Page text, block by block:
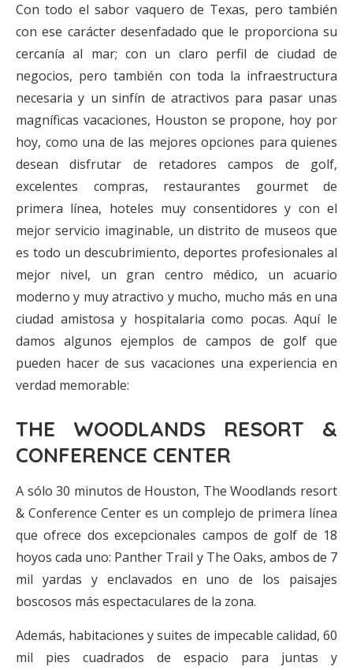
Con todo el sabor vaquero de Texas, pero también
con ese carácter desenfadado que le proporciona su
cercanía al mar; con un claro perfil de ciudad de
negocios, pero también con toda la infraestructura
necesaria y un sinfín de atractivos para pasar unas
magníficas vacaciones, Houston se propone, hoy por
hoy, como una de las mejores opciones para quienes
desean disfrutar de retadores campos de golf,
excelentes compras, restaurantes gourmet de
primera línea, hoteles muy consentidores y con el
mejor servicio imaginable, un distrito de museos que
es todo un descubrimiento, deportes profesionales al
mejor nivel, un gran centro médico, un acuario
moderno y muy atractivo y mucho, mucho más en una
ciudad amistosa y hospitalaria como pocas. Aquí le
damos algunos ejemplos de campos de golf que
pueden hacer de sus vacaciones una experiencia en
verdad memorable:
THE WOODLANDS RESORT &
CONFERENCE CENTER
A sólo 30 minutos de Houston, The Woodlands resort
& Conference Center es un complejo de primera línea
que ofrece dos excepcionales campos de golf de 18
hoyos cada uno: Panther Trail y The Oaks, ambos de 7
mil yardas y enclavados en uno de los paisajes
boscosos más espectaculares de la zona.
Además, habitaciones y suites de impecable calidad, 60
mil pies cuadrados de espacio para juntas y